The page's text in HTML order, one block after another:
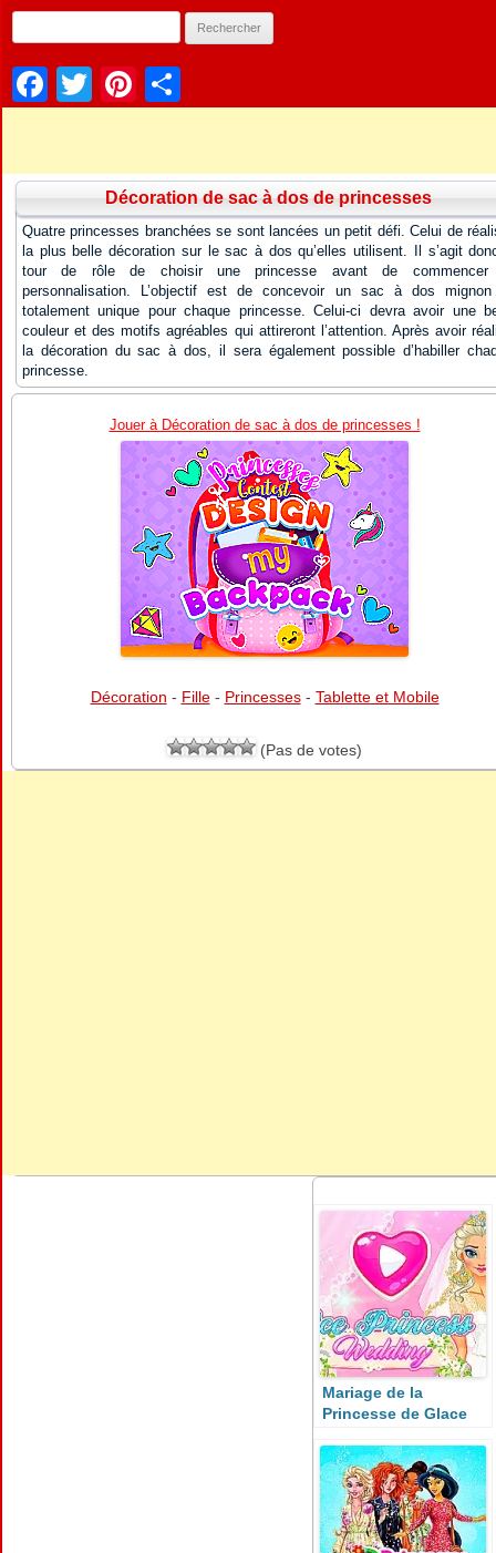
Facebook
TwitterPinterest
Décoration de sac à dos de princesses
Quatre princesses branchées se sont lancées un petit défi. Celui de
la plus belle décoration sur le sac à dos qu’elles utilisent. Il s’agit
tour de rôle de choisir une princesse avant de
personnalisation. L’objectif est de concevoir un sac à dos
totalement unique pour chaque princesse. Celui-ci devra avoir une
couleur et des motifs agréables qui attireront l’attention. Après avoir
la décoration du sac à dos, il sera également possible d’habiller
princesse.
Jouer à Décoration de sac à dos de princesses !
Décoration - Fille- Princesses- Tablette et Mobile
(Pas de votes)
Mariage de la
Princesse de Glace